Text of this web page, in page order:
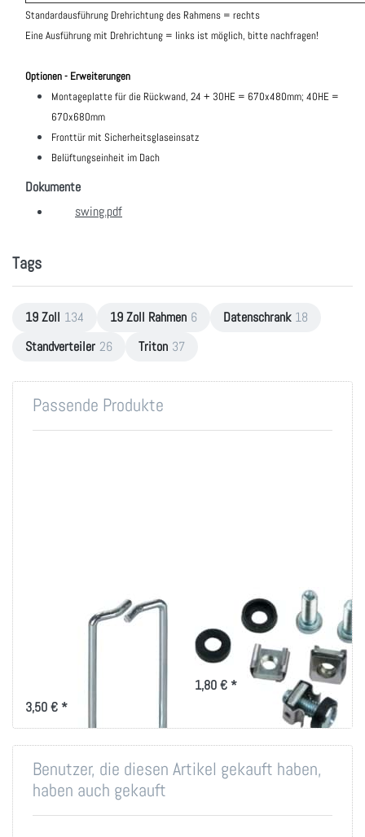
Standardausführung Drehrichtung des Rahmens = rechts
Eine Ausführung mit Drehrichtung = links ist möglich, bitte nachfragen!
Optionen - Erweiterungen
Montageplatte für die Rückwand, 24 + 30HE = 670x480mm; 40HE =
670x680mm
Fronttür mit Sicherheitsglaseinsatz
Belüftungseinheit im Dach
Dokumente
swing.pdf
Tags
19 Zoll 134 19 Zoll Rahmen 6 Datenschrank 18
Standverteiler 26 Triton 37
Passende Produkte
Rangierbügel
40x80mm, vertikale
Rangierbügel 40x80
3,50 € *
Montageset M6 für
19 Zoll-Technik
Montageset für 19 Zoll
Befestigung
1,80 € *
Benutzer, die diesen Artikel gekauft haben,
haben auch gekauft